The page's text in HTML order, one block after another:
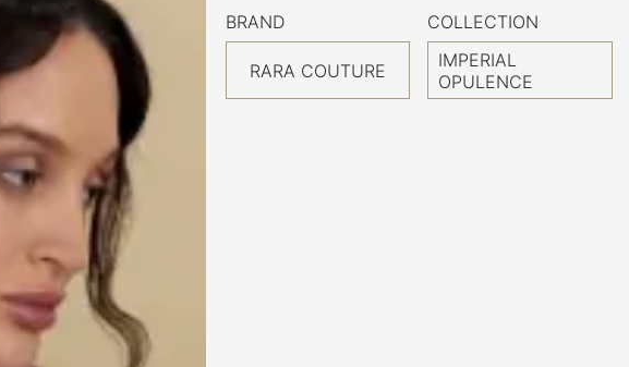
BRAND
RARA COUTURE
COLLECTION
IMPERIAL
OPULENCE